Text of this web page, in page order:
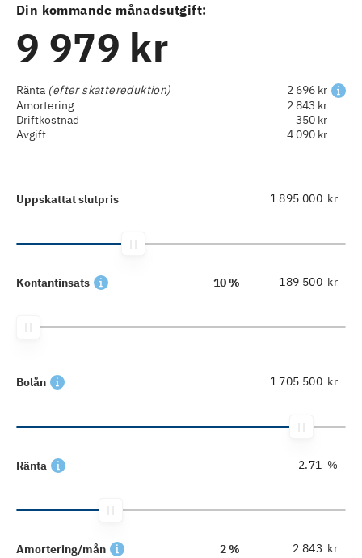
Din kommande månadsutgift:
9 979 kr
Ränta (efter skattereduktion)
2 696 kr
Amortering
2 843 kr
Driftkostnad
350 kr
Avgift
4 090 kr
Uppskattat slutpris kr
Kontantinsats 10 % kr
Bolån kr
Ränta %
Amortering/mån 2 % kr